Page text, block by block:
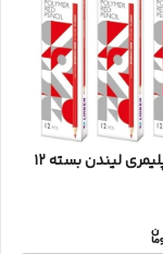
مداد قرمز پلیمری لیندن بسته ۱۲